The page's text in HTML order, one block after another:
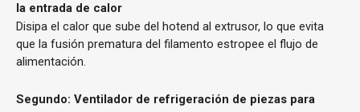
la entrada de calor
Disipa el calor que sube del hotend al extrusor, lo que evita
que la fusión prematura del filamento estropee el flujo de
alimentación.
Segundo: Ventilador de refrigeración de piezas para